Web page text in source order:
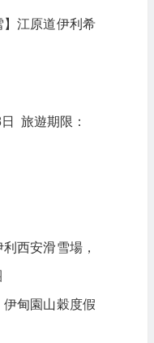
江原道伊利希
旅遊期限：
西安滑雪場，
甸園山穀度假